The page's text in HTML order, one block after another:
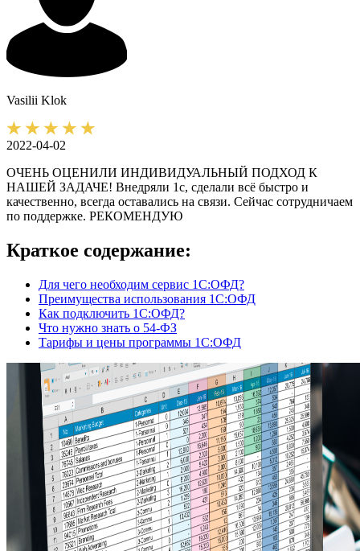
Vasilii Klok
2022-04-02
ОЧЕНЬ ОЦЕНИЛИ ИНДИВИДУАЛЬНЫЙ ПОДХОД К
НАШЕЙ ЗАДАЧЕ! Внедряли 1с, сделали всё быстро и
качественно, всегда оставались на связи. Сейчас сотрудничаем
по поддержке. РЕКОМЕНДУЮ
Краткое содержание:
Для чего необходим сервис 1С:ОФД?
Преимущества использования 1С:ОФД
Как подключить 1С:ОФД?
Что нужно знать о 54-ФЗ
Тарифы и цены программы 1С:ОФД